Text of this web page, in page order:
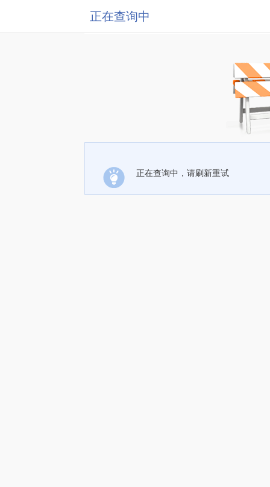
正在查询中
正在查询中，请刷新重试